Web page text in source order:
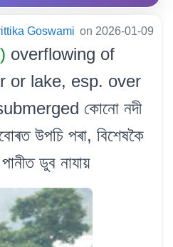
Goswami on 2026-01-09
overflowing of
or lake, esp. over
কোনো নদী
উপচি পৰা, বিশেষকৈ
ডুব নাযায়